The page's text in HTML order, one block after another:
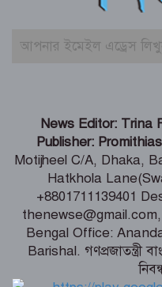
কমান্ডার
চাইলেন
দেশের
নিশ্চিতে
মুসলিম
News Editor: Trina
Publisher:
Motijheel C/A, Dhaka,
Hatkhola
+8801711139401
Bengal Office:
Barishal. গণপ্রজাতন্ত্রী